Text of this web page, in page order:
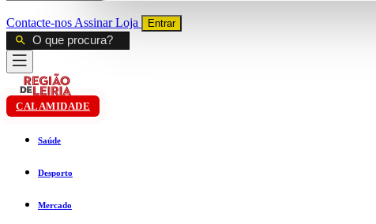
Contacte-nos AssinarLoja Entrar
CALAMIDADE
Saúde
Desporto
Mercado